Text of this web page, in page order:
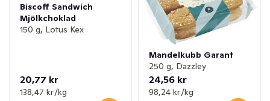
Biscoff Sandwich
Mjölkchoklad
150 g, Lotus Kex
20,77 kr
138,47 kr /kg
Mandelkubb Garant
250 g, Dazzley
24,56 kr
98,24 kr /kg